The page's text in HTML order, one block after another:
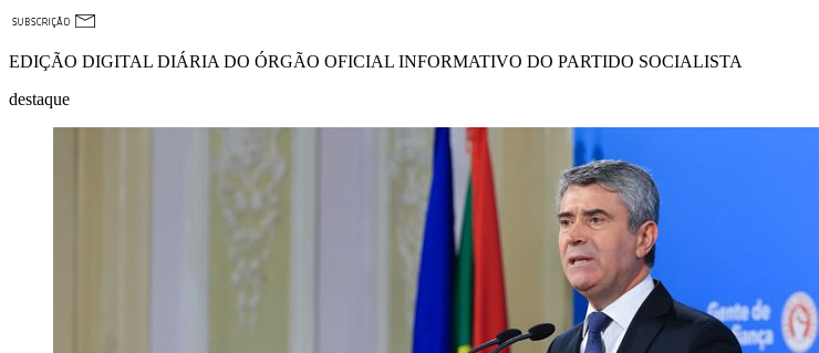
EDIÇÃO DIGITAL DIÁRIA DO ÓRGÃO OFICIAL INFORMATIVO DO PARTIDO SOCIALISTA
destaque